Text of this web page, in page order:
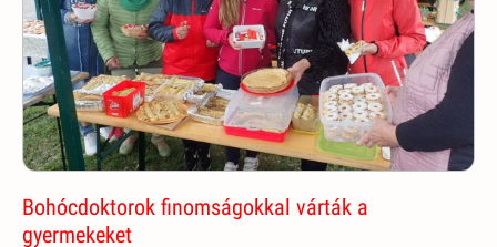
Bohócdoktorok finomságokkal várták a
gyermekeket